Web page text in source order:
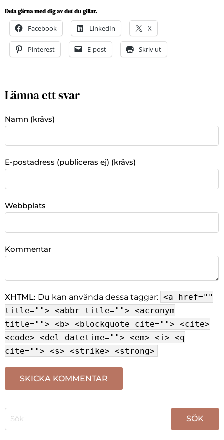
Dela gärna med dig av det du gillar.
Facebook LinkedIn X
Pinterest E-post Skriv ut
Lämna ett svar
Namn (krävs)
E-postadress (publiceras ej) (krävs)
Webbplats
Kommentar
XHTML: Du kan använda dessa taggar: <a href=""
title=""> <abbr title=""> <acronym
title=""> <b> <blockquote cite=""> <cite>
<code> <del datetime=""> <em> <i> <q
cite=""> <s> <strike> <strong>